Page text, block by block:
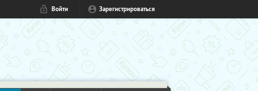
Войти Зарегистрироваться